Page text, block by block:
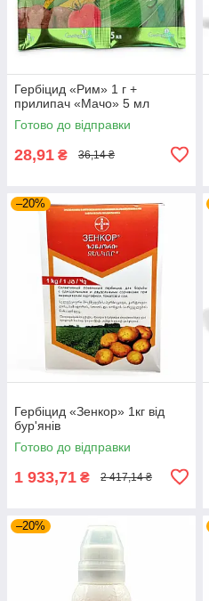
Гербіцид «Рим» 1 г +
прилипач «Мачо» 5 мл
Готово до відправки
28,91 ₴ 36,14 ₴
–20%
Гербіцид «Зенкор» 1кг від
бур'янів
Готово до відправки
1 933,71 ₴ 2 417,14 ₴
–20%